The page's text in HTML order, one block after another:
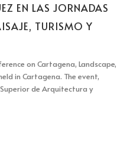
EN LAS JORNADAS
TURISMO Y
on Cartagena, Landscape,
in Cartagena. The event,
de Arquitectura y